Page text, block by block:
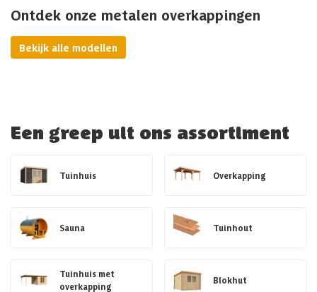
Ontdek onze metalen overkappingen
Bekijk alle modellen
Een greep uit ons assortiment
Tuinhuis Overkapping
Sauna Tuinhout
Tuinhuis met
overkapping
Blokhut